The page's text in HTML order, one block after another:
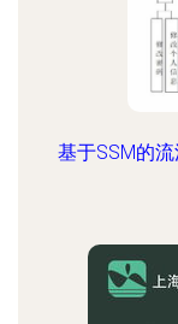
基于SSM的